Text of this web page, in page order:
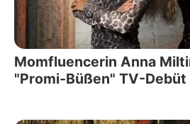
Momfluencerin Anna
"Promi-Büßen" TV-Debüt